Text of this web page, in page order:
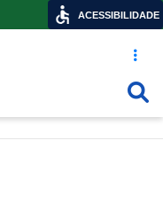
Acesso
ACESSIBILIDADE